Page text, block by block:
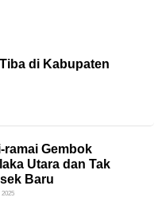
di Kabupaten
ramai Gembok
Utara dan Tak
Baru
2025